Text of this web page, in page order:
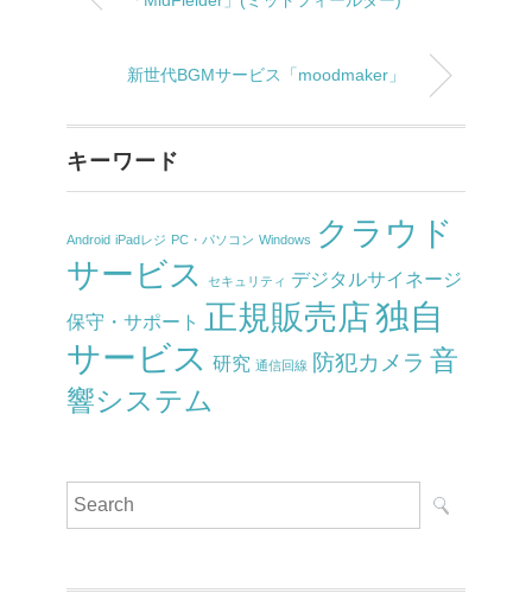
新世代BGMサービス「moodmaker」
キーワード
Android iPadレジ PC・パソコン Windows
クラウド
サービス
セキュリティ デジタルサイネージ
保守・サポート 正規販売店独自
サービス 研究 通信回線 防犯カメラ 音
響システム